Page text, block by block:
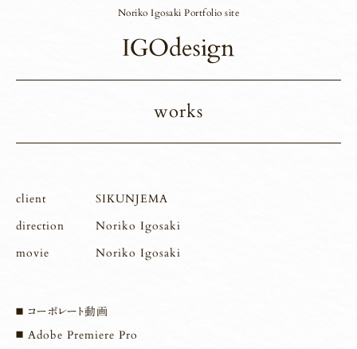
Noriko Igosaki Portfolio site
works
client
SIKUNJEMA
direction
Noriko Igosaki
movie
Noriko Igosaki
コーポレート動画
Adobe Premiere Pro